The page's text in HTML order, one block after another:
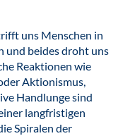
uns Menschen in
und beides droht uns
Reaktionen wie
Aktionismus,
Handlunge sind
langfristigen
Spiralen der